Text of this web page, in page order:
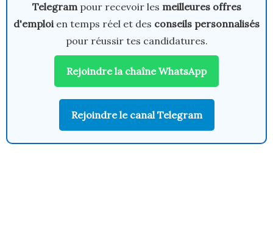
Telegrampour recevoir les meilleures offres
d'emploien temps réel et des conseils personnalisés
pour réussir tes candidatures.
Rejoindre la chaîne WhatsApp
Rejoindre le canal Telegram